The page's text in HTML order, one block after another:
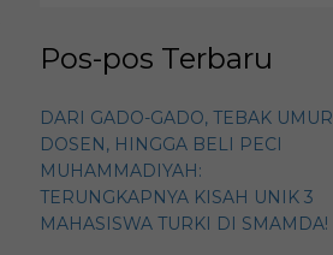
Pos-pos Terbaru
DARI GADO-GADO, TEBAK UMUR
DOSEN, HINGGA BELI PECI
MUHAMMADIYAH:
TERUNGKAPNYA KISAH UNIK 3
MAHASISWA TURKI DI SMAMDA!